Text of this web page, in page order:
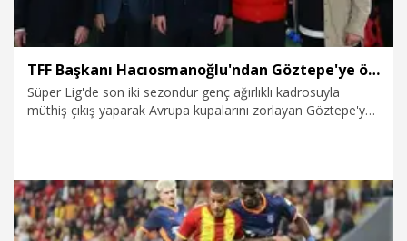
TFF Başkanı Hacıosmanoğlu'ndan Göztepe'ye övgü
Süper Lig'de son iki sezondur genç ağırlıklı kadrosuyla
müthiş çıkış yaparak Avrupa kupalarını zorlayan Göztepe'ye
Türk'te katıldığı canlı yayında Göztepe'nin kurumsal
yapılanması ve başarısından övgüyle bahsetti. Göztepe'nin
takdir edilmesi gerektiğini belirten TFF Başkanı
Hacıosmanoğlu, bu düşüncesini Onursal Başkan Memet